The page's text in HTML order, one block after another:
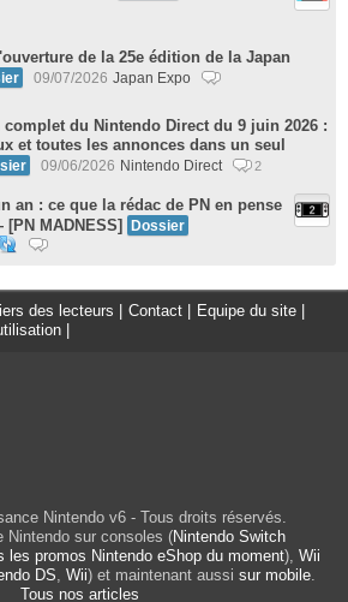
de la 25e édition de la Japan
09/07/2026 Japan Expo
complet du Nintendo Direct du 9 juin 2026 :
et toutes les annonces dans un seul
09/06/2026 Nintendo Direct 2
an : ce que la rédac de PN en pense
MADNESS]
Dossier
des lecteurs Contact Equipe du site
Nintendo v6 - Tous droits réservés.
Nintendo sur consoles (Nintendo Switch
les promos Nintendo eShop du moment), Wii
DS, Wii) et maintenant aussi sur mobile.
Tous nos articles